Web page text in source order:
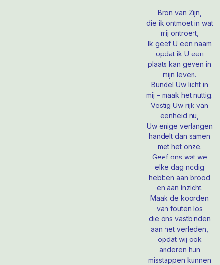
Bron van Zijn,
die ik ontmoet in wat
mij ontroert,
Ik geef U een naam
opdat ik U een
plaats kan geven in
mijn leven.
Bundel Uw licht in
mij – maak het nuttig.
Vestig Uw rijk van
eenheid nu,
Uw enige verlangen
handelt dan samen
met het onze.
Geef ons wat we
elke dag nodig
hebben aan brood
en aan inzicht.
Maak de koorden
van fouten los
die ons vastbinden
aan het verleden,
opdat wij ook
anderen hun
misstappen kunnen